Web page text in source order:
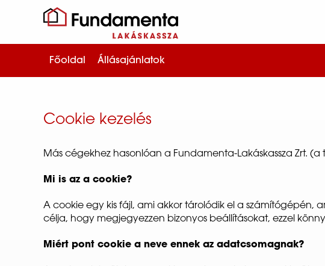
Főoldal Állásajánlatok
Cookie kezelés
Más cégekhez hasonlóan a Fundamenta-Lakáskassza Zrt.
Mi is az a cookie?
A cookie egy kis fájl, ami akkor tárolódik el a számítógépén,
célja, hogy megjegyezzen bizonyos beállításokat, ezzel
Miért pont cookie a neve ennek az adatcsomagnak?